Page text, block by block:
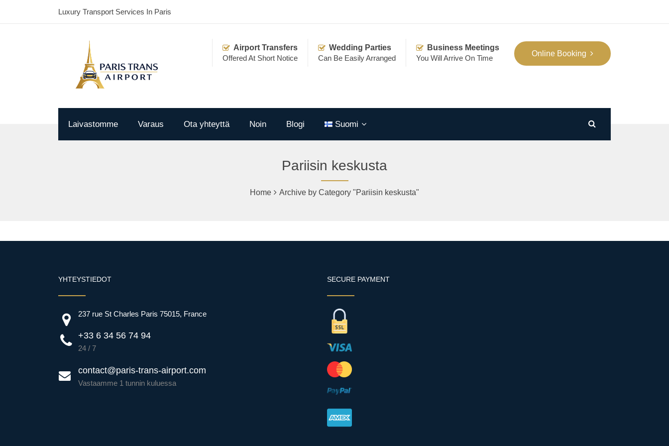
Luxury Transport Services In Paris
Online Booking
Airport Transfers
Offered At Short Notice
Wedding Parties
Can Be Easily Arranged
Business Meetings
You Will Arrive On Time
Laivastomme Varaus Ota yhteyttä Noin Blogi Suomi
Pariisin keskusta
Home Archive by Category "Pariisin keskusta"
YHTEYSTIEDOT
237 rue St Charles Paris 75015, France
+33 6 34 56 74 94
24 / 7
contact@paris-trans-airport.com
Vastaamme 1 tunnin kuluessa
SECURE PAYMENT